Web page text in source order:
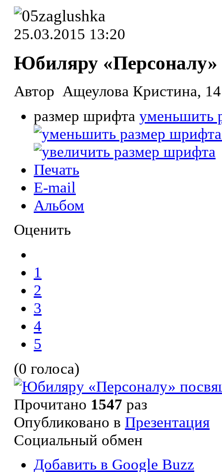
25.03.2015 13:20
Юбиляру «Персоналу»
Автор Ащеулова Кристина, 14
размер шрифта уменьшить
Печать
E-mail
Альбом
Оценить
1
2
3
4
5
(0 голоса)
Прочитано 1547 раз
Опубликовано в Презентация
Социальный обмен
Добавить в Google Buzz